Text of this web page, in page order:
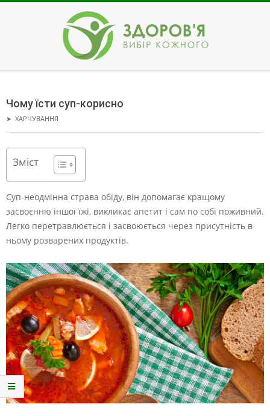
ЗДОРОВ'Я
Menu
Чому їсти суп-корисно
➤ ХАРЧУВАННЯ
Зміст
Суп-неодмінна страва обіду, він допомагає кращому
засвоєнню іншої їжі, викликає апетит і сам по собі поживний.
Легко перетравлюється і засвоюється через присутність в
ньому розварених продуктів.